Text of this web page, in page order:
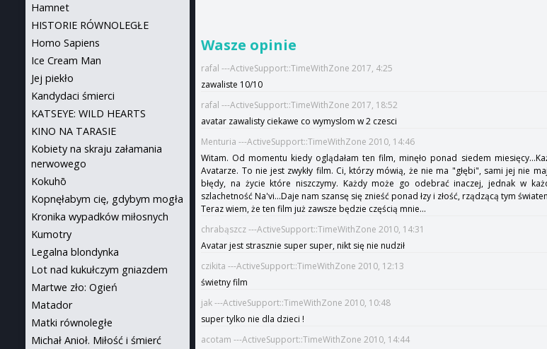
Wasze opinie
rafal ---ActiveSupport::TimeWithZone 2017, 4:25
zawaliste 10/10
rafal ---ActiveSupport::TimeWithZone 2017, 18:52
avatar zawalisty ciekawe co wymyslom w 2 czesci
Menturia ---ActiveSupport::TimeWithZone 2010, 14:46
Witam. Od momentu kiedy oglądałam ten film, minęło ponad siedem
Avatarze. To nie jest zwykły film. Ci, którzy mówią, że nie ma "głębi", sami jej nie
błędy, na życie które niszczymy. Każdy może go odebrać inaczej, jednak w
szlachetność Na'vi...Daje nam szansę się znieść ponad łzy i złość, rządzącą tym
Teraz wiem, że ten film już zawsze będzie częścią mnie...
chrabąszcz ---ActiveSupport::TimeWithZone 2010, 14:31
Avatar jest strasznie super super, nikt się nie nudził
czikita ---ActiveSupport::TimeWithZone 2010, 12:13
świetny film
jak ---ActiveSupport::TimeWithZone 2010, 10:48
super tylko nie dla dzieci !
acotam ---ActiveSupport::TimeWithZone 2010, 14:44
Hamnet
HISTORIE RÓWNOLEGŁE
Homo Sapiens
Ice Cream Man
Jej piekło
Kandydaci śmierci
KATSEYE: WILD HEARTS
KINO NA TARASIE
Kobiety na skraju załamania
nerwowego
Kokuhō
Kopnęłabym cię, gdybym mogła
Kronika wypadków miłosnych
Kumotry
Legalna blondynka
Lot nad kukułczym gniazdem
Martwe zło: Ogień
Matador
Matki równoległe
Michał Anioł. Miłość i śmierć